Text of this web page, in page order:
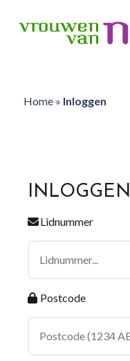
Home» Inloggen
Lidnummer
Postcode